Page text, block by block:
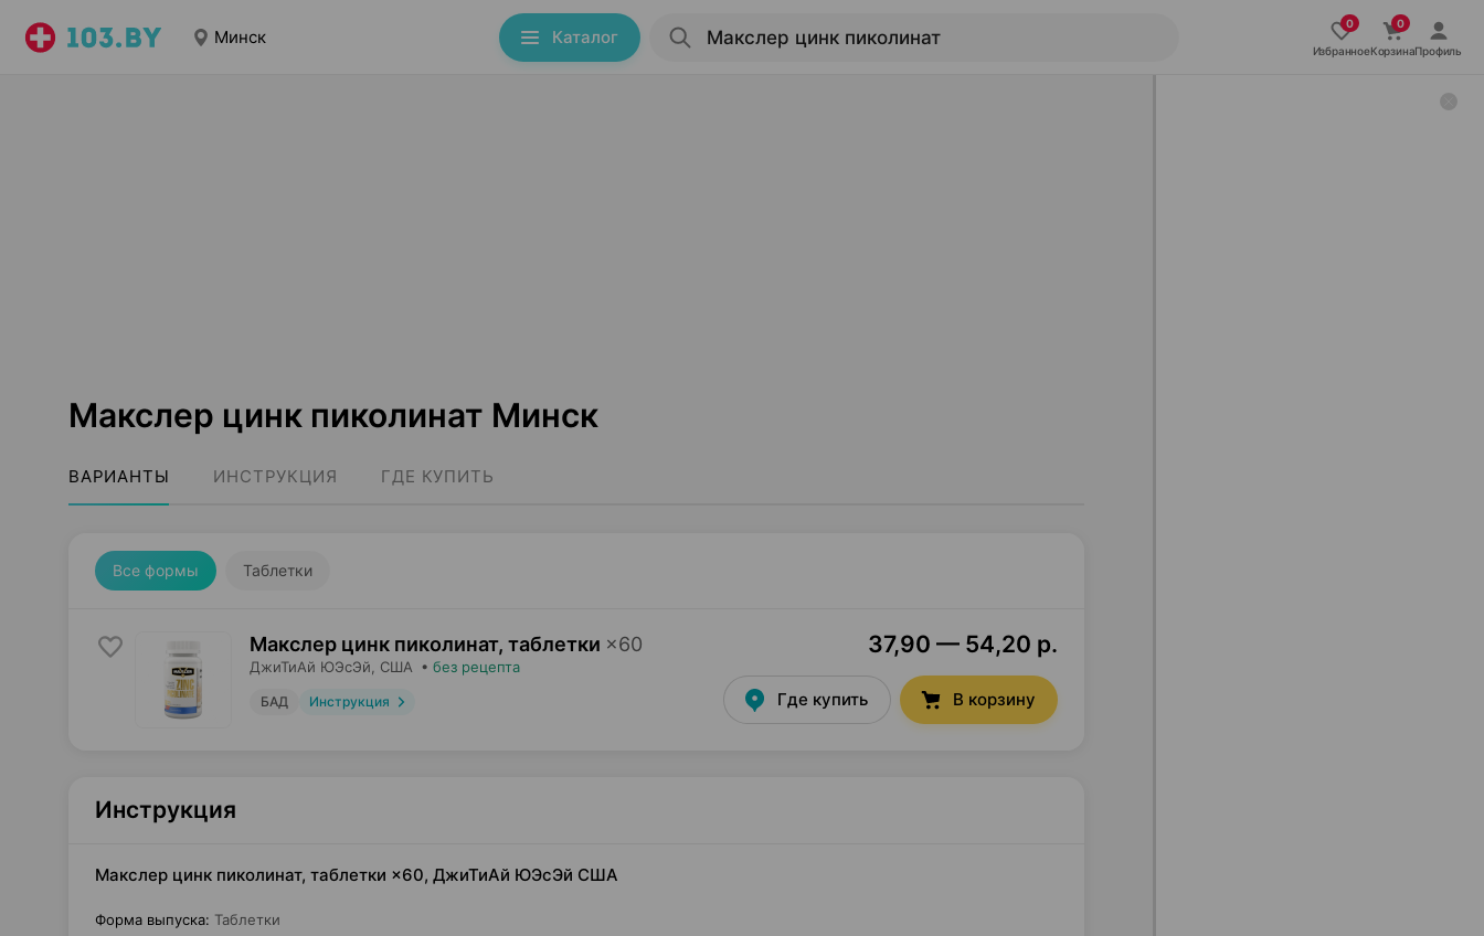
Минск Каталог
ИзбранноеКорзинаПрофиль
Макслер цинк пиколинат Минск
ВАРИАНТЫ ИНСТРУКЦИЯ ГДЕ КУПИТЬ
Все формы Таблетки
Макслер цинк пиколинат, таблетки ×60
ДжиТиАй ЮЭсЭй , США • без рецепта
БАД Инструкция
37,90 — 54,20 р.
Где купить В корзину
Инструкция
Макслер цинк пиколинат, таблетки ×60, ДжиТиАй ЮЭсЭй США
Форма выпуска: Таблетки